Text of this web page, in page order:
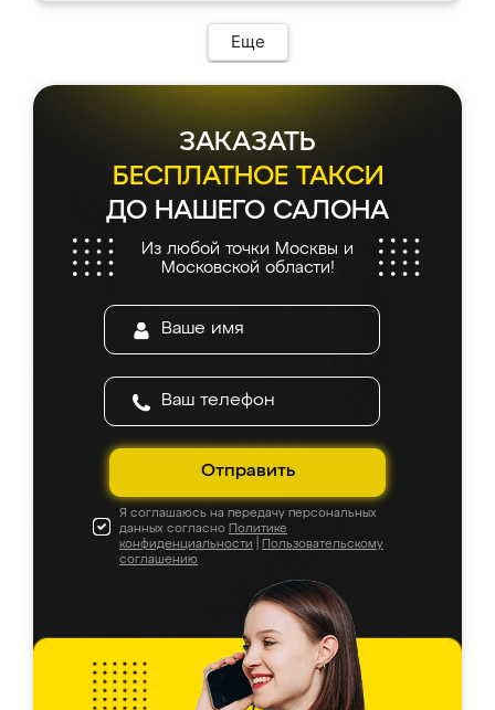
Еще
ЗАКАЗАТЬ
БЕСПЛАТНОЕ ТАКСИ
ДО НАШЕГО САЛОНА
Из любой точки Москвы и
Московской области!
Отправить
Я соглашаюсь на передачу персональных
данных согласно Политике
конфиденциальности
Пользовательскому
соглашению